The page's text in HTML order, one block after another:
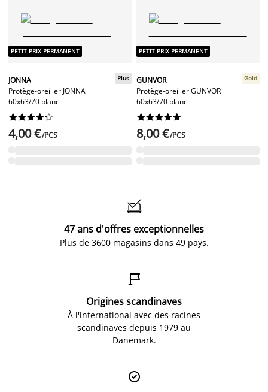
PETIT PRIX PERMANENT
JONNA
Protège-oreiller JONNA
60x63/70 blanc
Plus






4,00 €/PCS
PETIT PRIX PERMANENT
GUNVOR
Protège-oreiller GUNVOR
60x63/70 blanc
Gold






8,00 €/PCS

47 ans d'offres exceptionnelles
Plus de 3600 magasins dans 49 pays.

Origines scandinaves
À l'international avec des racines
scandinaves depuis 1979 au
Danemark.
